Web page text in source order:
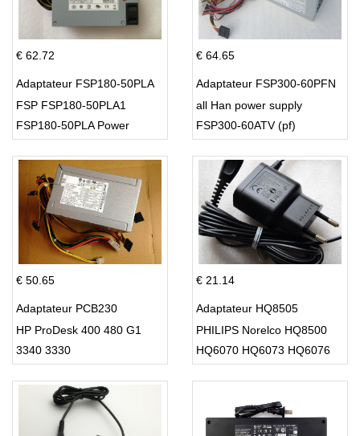
€ 62.72
Adaptateur FSP180-50PLA
FSP FSP180-50PLA1
FSP180-50PLA Power
€ 64.65
Adaptateur FSP300-60PFN
all Han power supply
FSP300-60ATV (pf)
€ 50.65
Adaptateur PCB230
HP ProDesk 400 480 G1
3340 3330
€ 21.14
Adaptateur HQ8505
PHILIPS Norelco HQ8500
HQ6070 HQ6073 HQ6076